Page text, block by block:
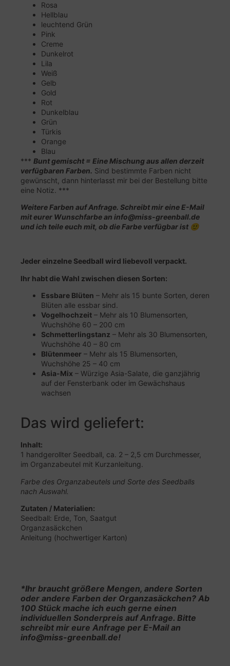
Rosa
Hellblau
leuchtend Grün
Pink
Creme
Dunkelrot
Lila
Weiß
Gelb
Gold
Rot
Dunkelblau
Grün
Türkis
Orange
Blau
*** Bunt gemischt = Eine Mischung aus allen derzeit
verfügbaren Farben. Sind bestimmte Farben nicht
gewünscht, dann hinterlasst mir bei der Bestellung bitte
eine Notiz. ***
Weitere Farben auf Anfrage. Schreibt mir eine E-Mail
mit eurer Wunschfarbe an info@miss-greenball.de
und ich teile euch mit, ob die Farbe verfügbar ist 🙂
Jeder einzelne Seedball wird liebevoll verpackt.
Ihr habt die Wahl zwischen diesen Sorten:
Essbare Blüten – Mehr als 15 bunte Sorten, deren
Blüten alle essbar sind.
Vogelhochzeit – Mehr als 10 Blumensorten,
Wuchshöhe 60 – 200 cm
Schmetterlingstanz – Mehr als 30 Blumensorten,
Wuchshöhe 40 – 80 cm
Blütenmeer – Mehr als 15 Blumensorten,
Wuchshöhe 25 – 40 cm
Asia-Mix – Würzige Asia-Salate, die ganzjährig
auf der Fensterbank oder im Gewächshaus
wachsen
Das wird geliefert:
Inhalt:
1 handgerollter Seedball, ca. 2 – 2,5 cm Durchmesser,
im Organzabeutel mit Kurzanleitung.
Farbe des Organzabeutels und Sorte des Seedballs
nach Auswahl.
Zutaten / Materialien:
Seedball: Erde, Ton, Saatgut
Organzasäckchen
Anleitung (hochwertiger Karton)
*Ihr braucht größere Mengen, andere Sorten
oder andere Farben der Organzasäckchen? Ab
100 Stück mache ich euch gerne einen
individuellen Sonderpreis auf Anfrage. Bitte
schreibt mir eure Anfrage per E-Mail an
info@miss-greenball.de!